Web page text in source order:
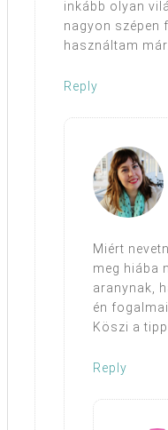
inkább olyan
nagyon szépen
használtam már.
Reply
Miért
meg hiába
aranynak,
én
Köszi a
Reply